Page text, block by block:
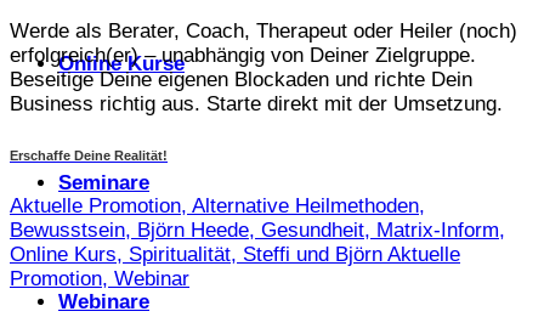
Online Kurse
Seminare
Webinare
Werde als Berater, Coach, Therapeut oder Heiler (noch)
erfolgreich(er) – unabhängig von Deiner Zielgruppe.
Beseitige Deine eigenen Blockaden und richte Dein
Business richtig aus. Starte direkt mit der Umsetzung.
Erschaffe Deine Realität!
Aktuelle Promotion, Alternative Heilmethoden,
Bewusstsein, Björn Heede, Gesundheit, Matrix-Inform,
Online Kurs, Spiritualität, Steffi und Björn Aktuelle
Promotion, Webinar